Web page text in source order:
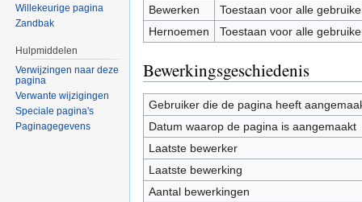
Bewerken
Toestaan voor alle
Hernoemen
Toestaan voor alle
Bewerkingsgeschiedenis
Gebruiker die de pagina heeft
Datum waarop de pagina is aangemaakt
Laatste bewerker
Laatste bewerking
Aantal bewerkingen
Willekeurige pagina
Zandbak
Hulpmiddelen
Verwijzingen naar deze
pagina
Verwante wijzigingen
Speciale pagina's
Paginagegevens